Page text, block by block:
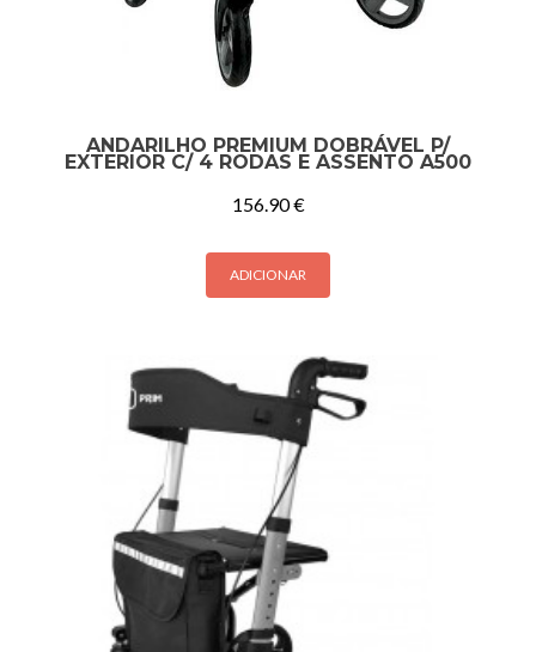
ANDARILHO PREMIUM DOBRÁVEL P/
EXTERIOR C/ 4 RODAS E ASSENTO A500
156.90€
ADICIONAR